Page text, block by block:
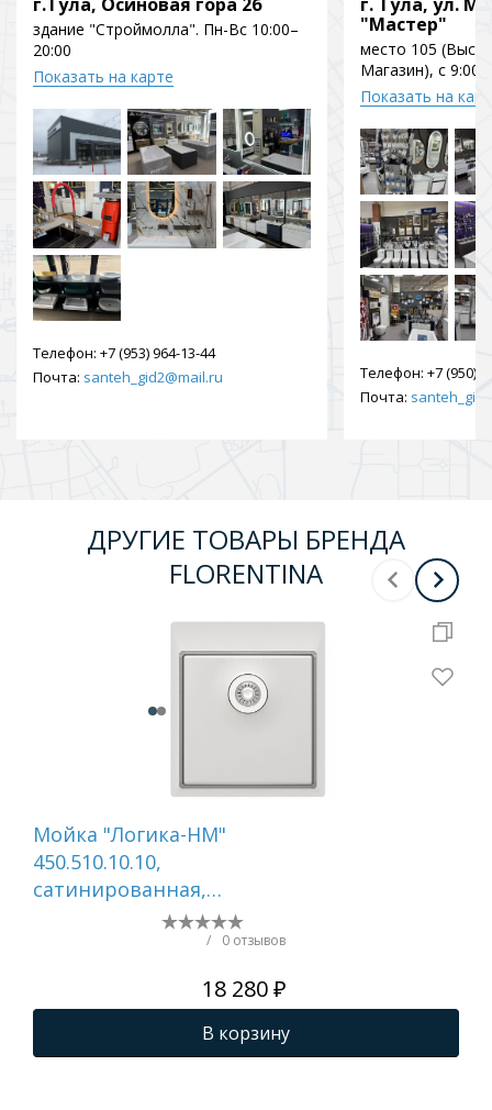
здание "Строймолла". Пн-Вс 10:00–
20:00
Показать на карте
Телефон: +7 (953) 964-13-44
Почта: santeh_gid2@mail.ru
"Мастер"
место 105
Магазин), с 9:00
Показать на
Телефон: +7 (950)
Почта:
ДРУГИЕ ТОВАРЫ БРЕНДА
FLORENTINA
Мойка "Логика-НМ"
450.510.10.10,
сатинированная,
перелив в чаше
/ 0 отзывов
18 280 ₽
В корзину